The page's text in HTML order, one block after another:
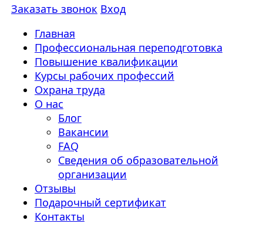
Заказать звонок Вход
Главная
Профессиональная переподготовка
Повышение квалификации
Курсы рабочих профессий
Охрана труда
О нас
Блог
Вакансии
FAQ
Сведения об образовательной
организации
Отзывы
Подарочный сертификат
Контакты